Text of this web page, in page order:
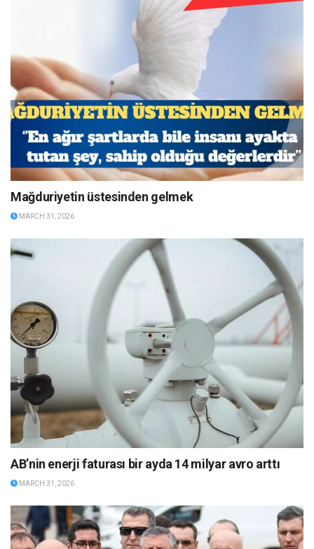
Mağduriyetin üstesinden gelmek
MARCH 31, 2026
AB’nin enerji faturası bir ayda 14 milyar avro arttı
MARCH 31, 2026